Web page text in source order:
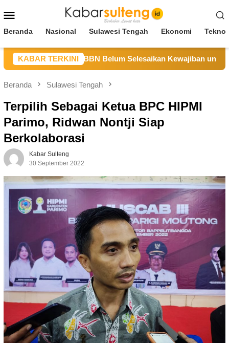
ke
Mobile
Beranda Nasional Sulawesi Tengah Ekonomi
KABAR TERKINI
Sebut CV BBN Belum Selesaikan Kewajiban untuk
Beranda Sulawesi Tengah
Terpilih Sebagai Ketua BPC HIPMI
Parimo, Ridwan Nontji Siap
Berkolaborasi
Kabar Sulteng
30 September 2022